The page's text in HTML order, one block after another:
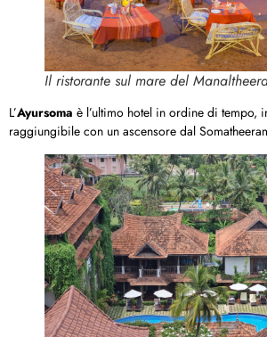
Il ristorante sul mare del
L’Ayursoma è l’ultimo hotel in ordine di tempo,
raggiungibile con un ascensore dal